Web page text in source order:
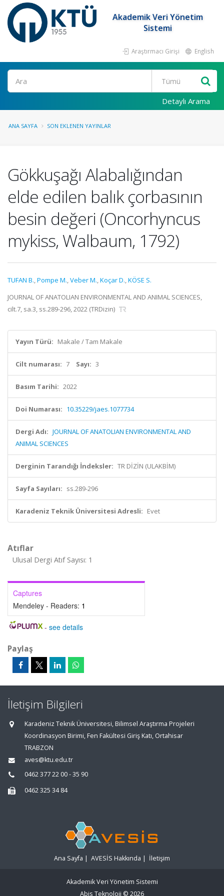
Akademik Veri Yönetim
Sistemi
Araştırmacı Girişi English
Ara
Detaylı Arama
ANA SAYFA SON EKLENEN YAYINLAR
Gökkuşağı Alabalığından
elde edilen balık çorbasının
besin değeri (Oncorhyncus
mykiss, Walbaum, 1792)
TUFAN B.,Pompe M.,Veber M.,Koçar D.,KÖSE S.
JOURNAL OF ANATOLIAN ENVIRONMENTAL AND ANIMAL SCIENCES,
cilt.7, sa.3, ss.289-296, 2022 (TRDizin)
Yayın Türü: Makale / Tam Makale
Cilt numarası: 7 Sayı: 3
Basım Tarihi: 2022
Doi Numarası: 10.35229/jaes.1077734
Dergi Adı: JOURNAL OF ANATOLIAN ENVIRONMENTAL AND
ANIMAL SCIENCES
Derginin Tarandığı İndeksler: TR DİZİN (ULAKBİM)
Sayfa Sayıları: ss.289-296
Karadeniz Teknik Üniversitesi Adresli: Evet
Atıflar
Ulusal Dergi Atıf Sayısı: 1
Captures
Mendeley - Readers: 1
- see details
Paylaş
İletişim Bilgileri
Karadeniz Teknik Üniversitesi, Bilimsel Araştırma Projeleri
Koordinasyon Birimi, Fen Fakültesi Giriş Katı, Ortahisar
TRABZON
aves@ktu.edu.tr
0462 377 22 00 - 35 90
0462 325 34 84
Ana Sayfa | AVESİS Hakkında | İletişim
Akademik Veri Yönetim Sistemi
Abis Teknoloji © 2026